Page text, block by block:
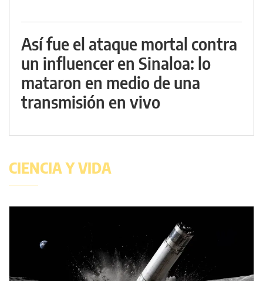
Así fue el ataque mortal contra
un influencer en Sinaloa: lo
mataron en medio de una
transmisión en vivo
CIENCIA Y VIDA